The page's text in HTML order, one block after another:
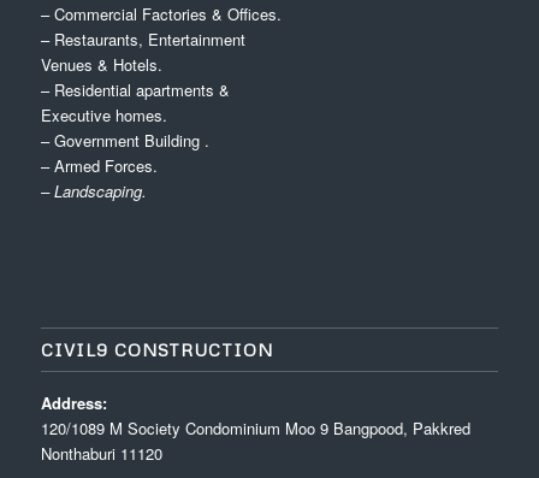
– Commercial Factories & Offices.
– Restaurants, Entertainment
Venues & Hotels.
– Residential apartments &
Executive homes.
– Government Building .
– Armed Forces.
– Landscaping.
CIVIL9 CONSTRUCTION
Address:
120/1089 M Society Condominium Moo 9 Bangpood, Pakkred
Nonthaburi 11120